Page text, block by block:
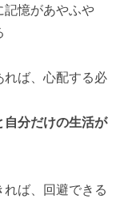
があやふや
、心配する必
分だけの生活が
、回避できる